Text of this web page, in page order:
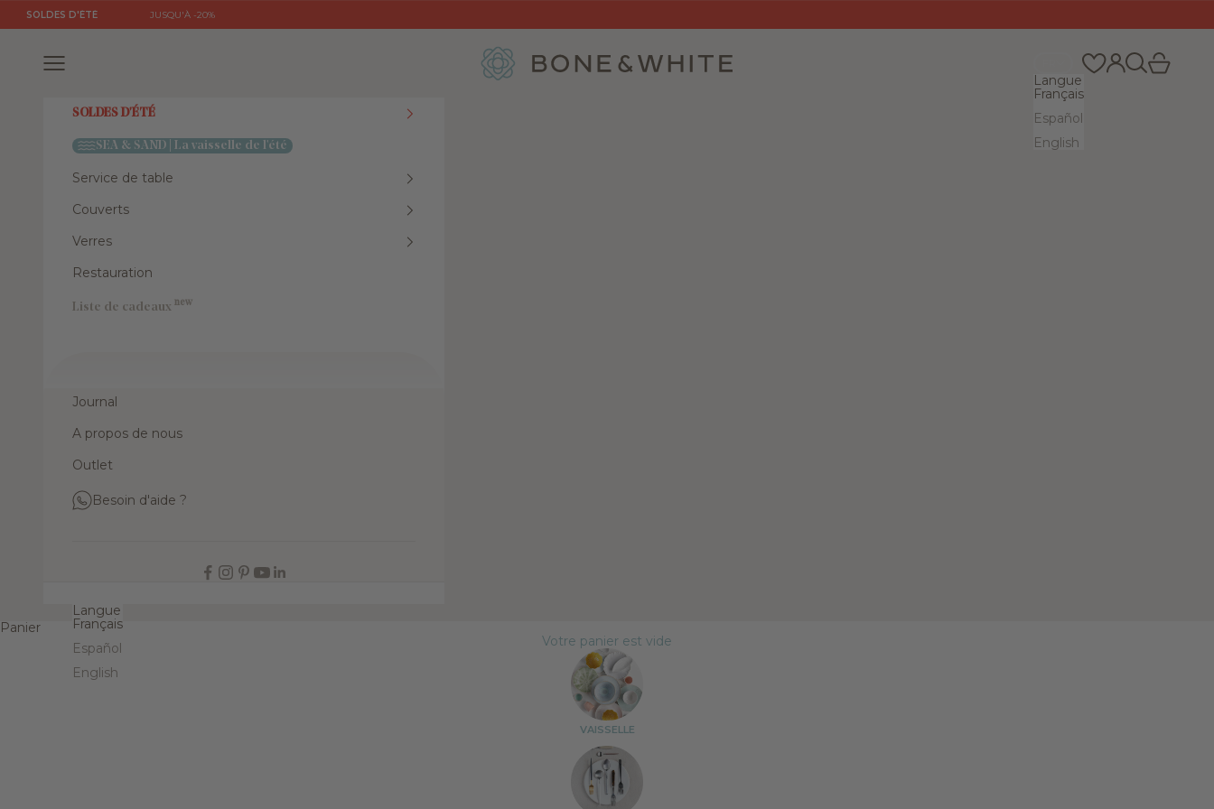
SOLDES D'ÉTÉ JUSQU'À -20%
Bone & White
Menu
Langue
Français
Español
English
Connexion
Recherche
Panier
SOLDES D'ÉTÉ
SEA & SAND | La vaisselle de l'été
Service de table
Couverts
Verres
Restauration
Liste de cadeaux new
Journal
A propos de nous
Outlet
Besoin d'aide ?
Langue
Français
Español
English
Panier
Votre panier est vide
VAISSELLE